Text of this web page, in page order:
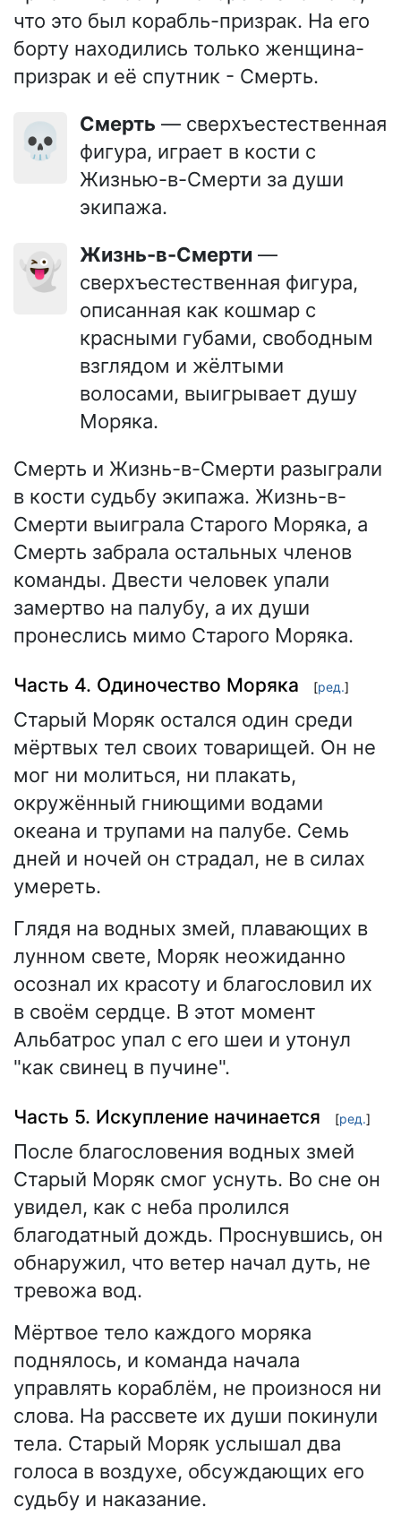
что это был корабль-призрак. На его
борту находились только женщина-
призрак и её спутник - Смерть.
💀 Смерть — сверхъестественная
фигура, играет в кости с
Жизнью-в-Смерти за души
экипажа.
👻 Жизнь-в-Смерти —
сверхъестественная фигура,
описанная как кошмар с
красными губами, свободным
взглядом и жёлтыми
волосами, выигрывает душу
Моряка.
Смерть и Жизнь-в-Смерти разыграли
в кости судьбу экипажа. Жизнь-в-
Смерти выиграла Старого Моряка, а
Смерть забрала остальных членов
команды. Двести человек упали
замертво на палубу, а их души
пронеслись мимо Старого Моряка.
Часть 4. Одиночество Моряка [ред.]
Старый Моряк остался один среди
мёртвых тел своих товарищей. Он не
мог ни молиться, ни плакать,
окружённый гниющими водами
океана и трупами на палубе. Семь
дней и ночей он страдал, не в силах
умереть.
Глядя на водных змей, плавающих в
лунном свете, Моряк неожиданно
осознал их красоту и благословил их
в своём сердце. В этот момент
Альбатрос упал с его шеи и утонул
"как свинец в пучине".
Часть 5. Искупление начинается [ред.]
После благословения водных змей
Старый Моряк смог уснуть. Во сне он
увидел, как с неба пролился
благодатный дождь. Проснувшись, он
обнаружил, что ветер начал дуть, не
тревожа вод.
Мёртвое тело каждого моряка
поднялось, и команда начала
управлять кораблём, не произнося ни
слова. На рассвете их души покинули
тела. Старый Моряк услышал два
голоса в воздухе, обсуждающих его
судьбу и наказание.